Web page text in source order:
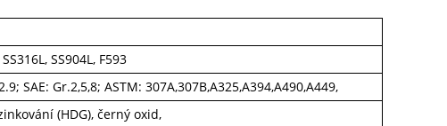
SS904L, F593
SAE: Gr.2,5,8; ASTM: 307A,307B,A325,A394,A490,A449,
(HDG), černý oxid,